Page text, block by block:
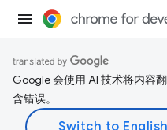
Google 会使用 AI 技术将内容
含错误。